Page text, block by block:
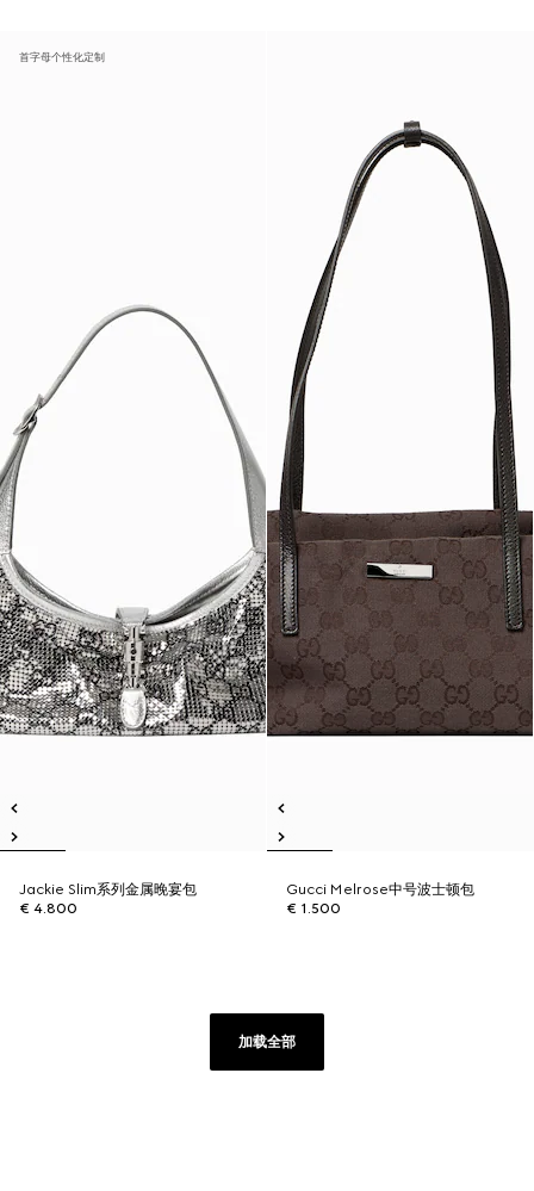
首字母个性化定制
Jackie Slim系列金属晚宴包
€ 4.800
Gucci Melrose中号波士顿包
€ 1.500
加载全部